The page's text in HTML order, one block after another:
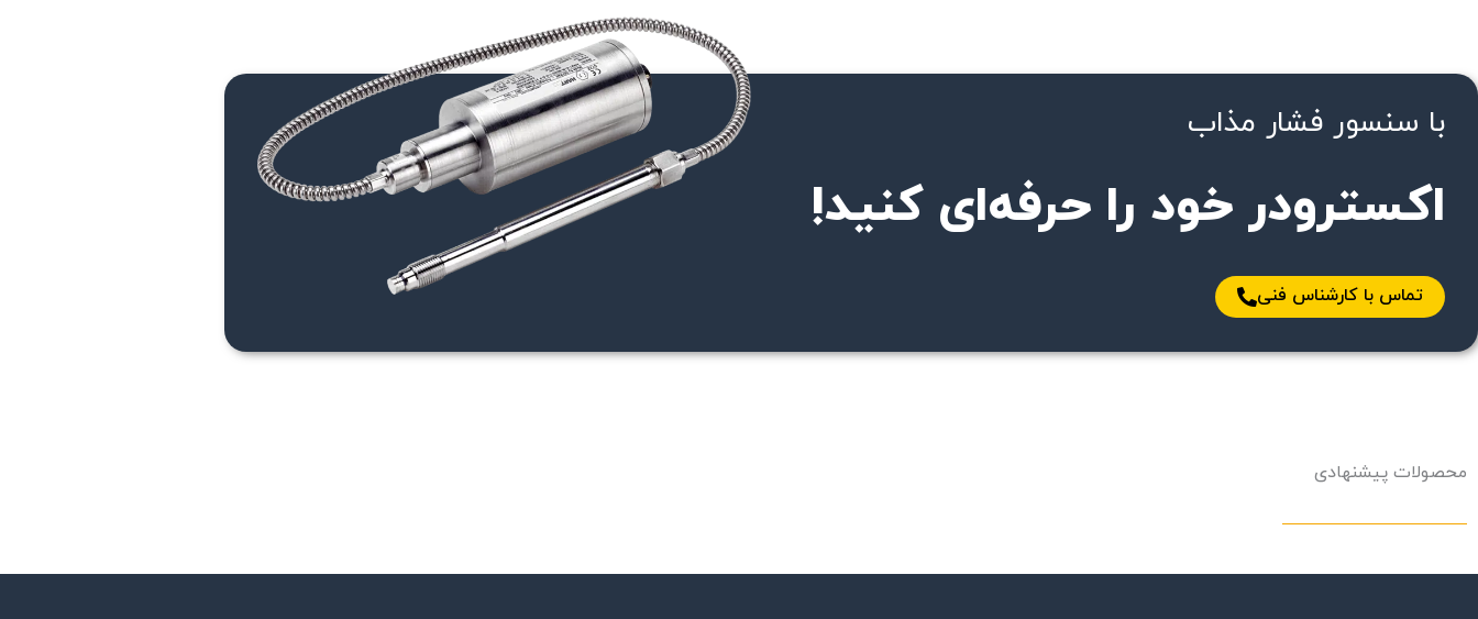
با سنسور فشار مذاب
اکسترودر خود را حرفه‌ای کنید!
تماس با کارشناس فنی
محصولات پیشنهادی